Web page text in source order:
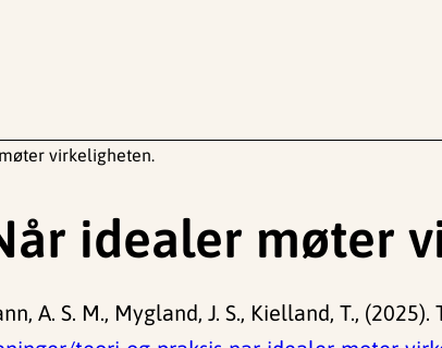
virkeligheten.
idealer møter
A. S. M., Mygland, J. S., Kielland, T.,